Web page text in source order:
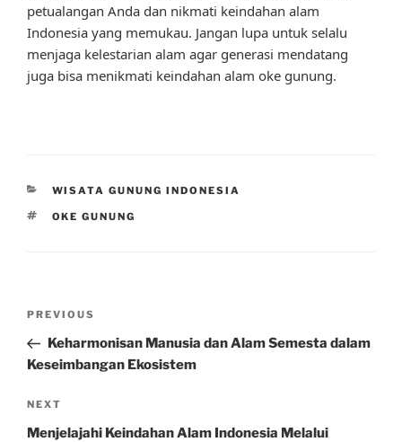
petualangan Anda dan nikmati keindahan alam
Indonesia yang memukau. Jangan lupa untuk selalu
menjaga kelestarian alam agar generasi mendatang
juga bisa menikmati keindahan alam oke gunung.
CATEGORIES
WISATA GUNUNG INDONESIA
TAGS
OKE GUNUNG
Previous
Post
PREVIOUS
Keharmonisan Manusia dan Alam Semesta dalam
Keseimbangan Ekosistem
Next
Post
NEXT
Menjelajahi Keindahan Alam Indonesia Melalui